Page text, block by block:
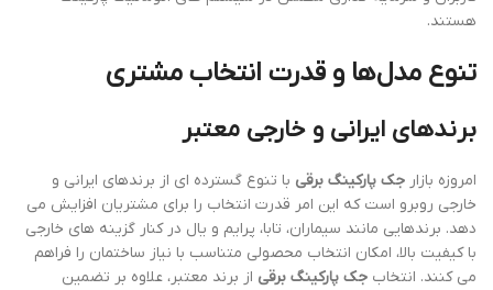
هستند.
تنوع مدل‌ها و قدرت انتخاب مشتری
برندهای ایرانی و خارجی معتبر
امروزه بازار جک پارکینگ برقی با تنوع گسترده ای از برندهای ایرانی و
خارجی روبرو است که این امر قدرت انتخاب را برای مشتریان افزایش می
دهد. برندهایی مانند سیماران، تابا، پرایم و یال در کنار گزینه های خارجی
با کیفیت بالا، امکان انتخاب محصولی متناسب با نیاز ساختمان را فراهم
می کنند. انتخاب جک پارکینگ برقی از برند معتبر، علاوه بر تضمین